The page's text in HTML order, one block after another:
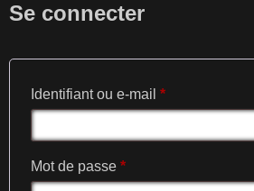
Se connecter
Identifiant ou e-mail *
Mot de passe *